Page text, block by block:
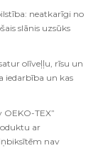
neatkarīgi no
slānis uzsūks
olīveļļu, rīsu un
iedarbība un kas
TEX”
ar
nav